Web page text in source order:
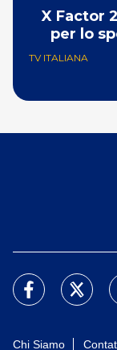
X Factor
per lo
TV ITALIANA
Chi Siamo